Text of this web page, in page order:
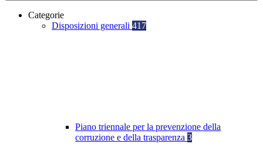
Categorie
Disposizioni generali 417
Piano triennale per la prevenzione della
corruzione e della trasparenza 3